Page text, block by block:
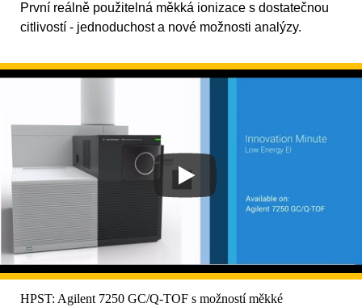
První reálně použitelná měkká ionizace s dostatečnou
citlivostí - jednoduchost a nové možnosti analýzy.
HPST: Agilent 7250 GC/Q-TOF s možností měkké